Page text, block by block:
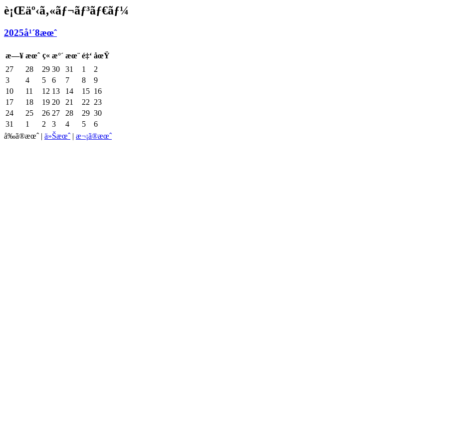
è¡Œäº‹ã‚«ãƒ¬ãƒ³ãƒ€ãƒ¼
2025å¹´8æœˆ
æ—¥ æœˆ ç« æ°´ æœ¨ é‡‘ åœŸ
27
28 29 30 31 1
2
3
4 5 6 7 8
9
10
11 12 13 14 15 16
17
18 19 20 21 22 23
24
25 26 27 28 29 30
31
1 2 3 4 5
6
å‰ã®æœˆ | ä»Šæœˆ | æ¬¡ã®æœˆ